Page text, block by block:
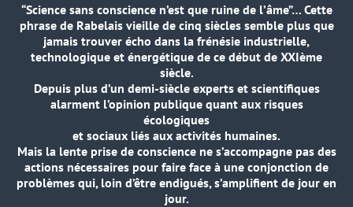
“Science sans conscience n’est que ruine de l’âme”… Cette
phrase de Rabelais vieille de cinq siècles semble plus que
jamais trouver écho dans la frénésie industrielle,
technologique et énergétique de ce début de XXIème
siècle.
Depuis plus d’un demi-siècle experts et scientifiques
alarment l’opinion publique quant aux risques
écologiques
et sociaux liés aux activités humaines.
Mais la lente prise de conscience ne s’accompagne pas des
actions nécessaires pour faire face à une conjonction de
problèmes qui, loin d’être endigués, s’amplifient de jour en
jour.